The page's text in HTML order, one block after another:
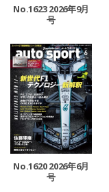
No.1623 2026年9月
号
No.1620 2026年6月
号